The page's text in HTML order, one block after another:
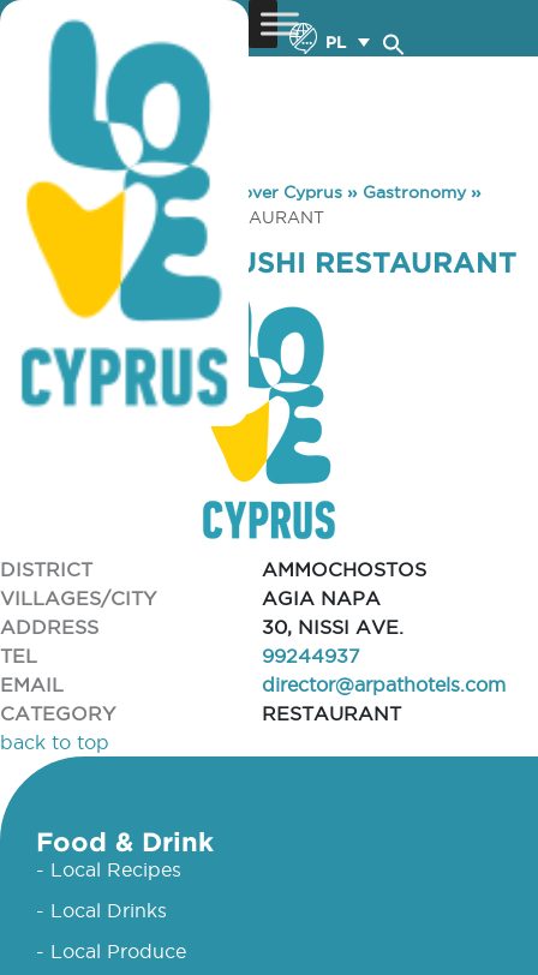
PL
You are here: Home »Discover Cyprus » Gastronomy»
KYOTO ASIAN SUSHI RESTAURANT
KYOTO ASIAN SUSHI RESTAURANT
DISTRICT
AMMOCHOSTOS
VILLAGES/CITY
AGIA NAPA
ADDRESS
30, NISSI AVE.
TEL
99244937
EMAIL
director@arpathotels.com
CATEGORY
RESTAURANT
back to top
Food & Drink
- Local Recipes
- Local Drinks
- Local Produce